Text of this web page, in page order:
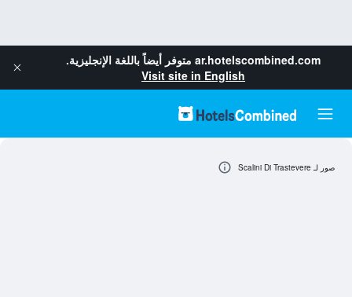
ar.hotelscombined.com متوفر أيضاً باللغة الإنجليزية.
Visit site in English
صور لـ Scalini Di Trastevere